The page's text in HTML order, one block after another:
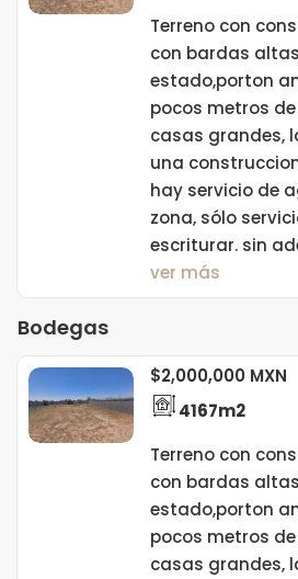
Terreno con
con bardas
estado,porton
pocos metros
casas grandes,
una
hay servicio de
zona, sólo
escriturar. sin
ver más
Bodegas
$2,000,000 MXN
4167m2
Terreno con
con bardas
estado,porton
pocos metros
casas grandes,